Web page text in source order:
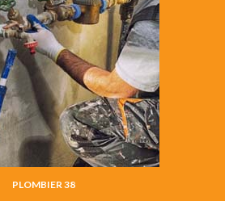
PLOMBIER 38